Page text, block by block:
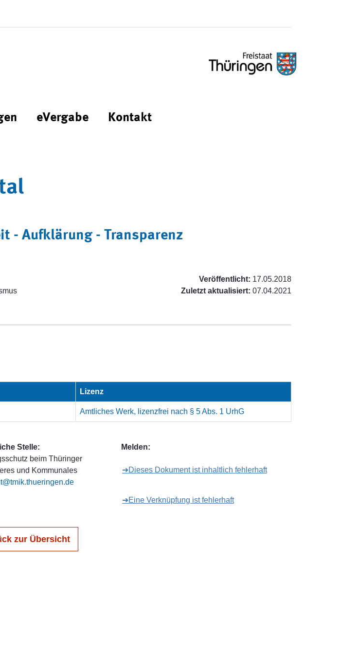
eVergabe Kontakt
- Aufklärung - Transparenz
Veröffentlicht: 17.05.2018
Zuletzt aktualisiert: 07.04.2021
Lizenz
Amtliches Werk, lizenzfrei nach § 5 Abs. 1 UrhG
Stelle:
beim Thüringer
und Kommunales
Melden:
➔Dieses Dokument ist inhaltlich fehlerhaft
➔Eine Verknüpfung ist fehlerhaft
zur Übersicht